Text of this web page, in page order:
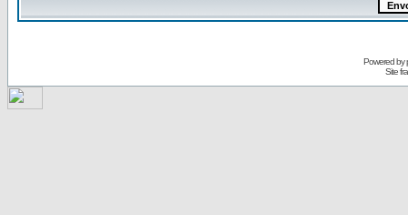
Powered by
Site